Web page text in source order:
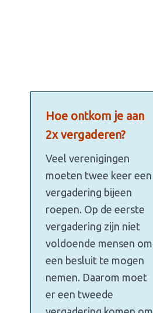
Hoe ontkom je aan
2x vergaderen?
Veel verenigingen
moeten twee keer een
vergadering bijeen
roepen. Op de eerste
vergadering zijn niet
voldoende mensen om
een besluit te mogen
nemen. Daarom moet
er een tweede